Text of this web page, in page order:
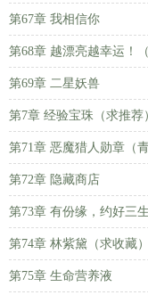
第67章 我相信你
第68章 越漂亮越幸运！
第69章 二星妖兽
第7章 经验宝珠（求推荐
第71章 恶魔猎人勋章（青
第72章 隐藏商店
第73章 有份缘，约好三
第74章 林紫黛（求收藏）
第75章 生命营养液